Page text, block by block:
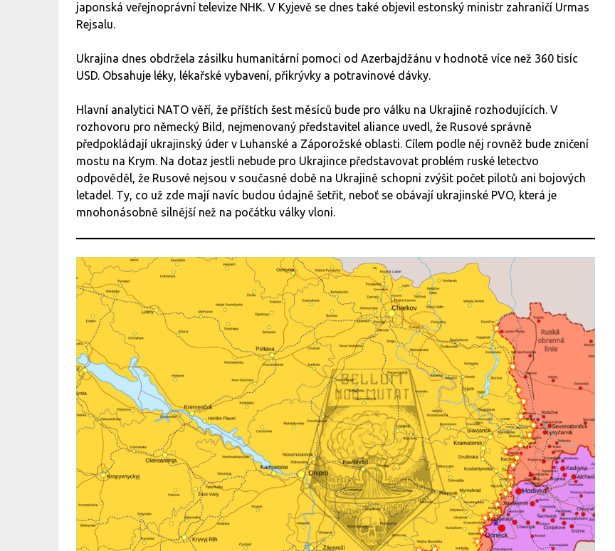
japonská veřejnoprávní televize NHK. V Kyjevě se dnes také objevil estonský ministr zahraničí Urmas
Rejsalu.
Ukrajina dnes obdržela zásilku humanitární pomoci od Azerbajdžánu v hodnotě více než 360 tisíc
USD. Obsahuje léky, lékařské vybavení, přikrývky a potravinové dávky.
Hlavní analytici NATO věří, že příštích šest měsíců bude pro válku na Ukrajině rozhodujících. V
rozhovoru pro německý Bild, nejmenovaný představitel aliance uvedl, že Rusové správně
předpokládají ukrajinský úder v Luhanské a Záporožské oblasti. Cílem podle něj rovněž bude zničení
mostu na Krym. Na dotaz jestli nebude pro Ukrajince představovat problém ruské letectvo
odpověděl, že Rusové nejsou v současné době na Ukrajině schopni zvýšit počet pilotů ani bojových
letadel. Ty, co už zde mají navíc budou údajně šetřit, neboť se obávají ukrajinské PVO, která je
mnohonásobně silnější než na počátku války vloni.